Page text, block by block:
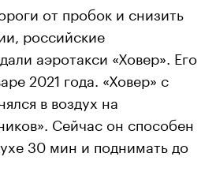
от пробок и снизить
российские
аэротакси «Ховер». Его
2021 года. «Ховер» с
в воздух на
Сейчас он способен
30 мин и поднимать до